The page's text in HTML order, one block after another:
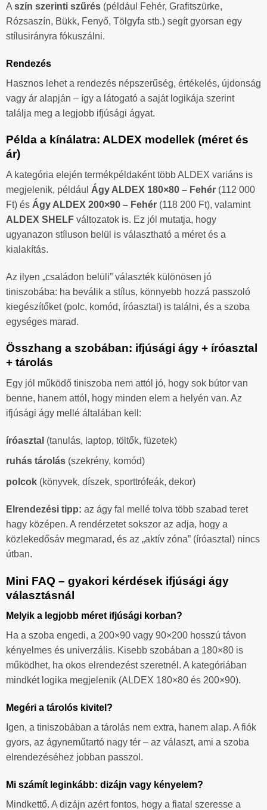
A szín szerinti szűrés (például Fehér, Grafitszürke,
Rózsaszín, Bükk, Fenyő, Tölgyfa stb.) segít gyorsan egy
stílusirányra fókuszálni.
Rendezés
Hasznos lehet a rendezés népszerűség, értékelés, újdonság
vagy ár alapján – így a látogató a saját logikája szerint
találja meg a legjobb ifjúsági ágyat.
Példa a kínálatra: ALDEX modellek (méret és
ár)
A kategória elején termékpéldaként több ALDEX variáns is
megjelenik, például Ágy ALDEX 180×80 – Fehér (112 000
Ft) és Ágy ALDEX 200×90 – Fehér (118 200 Ft), valamint
ALDEX SHELF változatok is. Ez jól mutatja, hogy
ugyanazon stíluson belül is választható a méret és a
kialakítás.
Az ilyen „családon belüli” választék különösen jó
tiniszobába: ha beválik a stílus, könnyebb hozzá passzoló
kiegészítőket (polc, komód, íróasztal) is találni, és a szoba
egységes marad.
Összhang a szobában: ifjúsági ágy + íróasztal
+ tárolás
Egy jól működő tiniszoba nem attól jó, hogy sok bútor van
benne, hanem attól, hogy minden elem a helyén van. Az
ifjúsági ágy mellé általában kell:
íróasztal (tanulás, laptop, töltők, füzetek)
ruhás tárolás (szekrény, komód)
polcok (könyvek, díszek, sporttrófeák, dekor)
Elrendezési tipp: az ágy fal mellé tolva több szabad teret
hagy középen. A rendérzetet sokszor az adja, hogy a
közlekedősáv megmarad, és az „aktív zóna” (íróasztal) nincs
útban.
Mini FAQ – gyakori kérdések ifjúsági ágy
választásnál
Melyik a legjobb méret ifjúsági korban?
Ha a szoba engedi, a 200×90 vagy 90×200 hosszú távon
kényelmes és univerzális. Kisebb szobában a 180×80 is
működhet, ha okos elrendezést szeretnél. A kategóriában
mindkét logika megjelenik (ALDEX 180×80 és 200×90).
Megéri a tárolós kivitel?
Igen, a tiniszobában a tárolás nem extra, hanem alap. A fiók
gyors, az ágyneműtartó nagy tér – az választ, ami a szoba
elrendezéséhez jobban passzol.
Mi számít leginkább: dizájn vagy kényelem?
Mindkettő. A dizájn azért fontos, hogy a fiatal szeresse a